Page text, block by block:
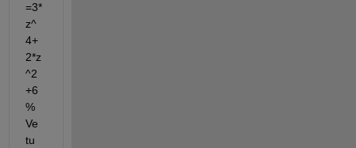
=3*
z^
4+
2*z
^2
+6
%
Ve
tu